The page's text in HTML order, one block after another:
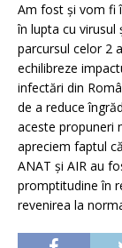
Am fost și vom fi
în lupta cu
parcursul celor 2
echilibreze
infectări din
de a reduce
aceste propuneri
apreciem faptul
ANAT și AIR au
promptitudine în
revenirea la